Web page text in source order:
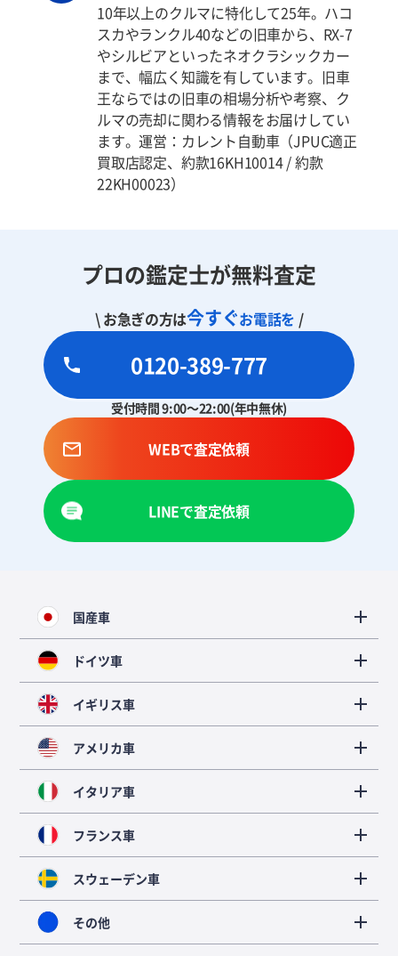
10年以上のクルマに特化して25年。ハコ
スカやランクル40などの旧車から、RX-7
やシルビアといったネオクラシックカー
まで、幅広く知識を有しています。旧車
王ならではの旧車の相場分析や考察、ク
ルマの売却に関わる情報をお届けしてい
ます。運営：カレント自動車（JPUC適正
買取店認定、約款16KH10014 / 約款
22KH00023）
プロの鑑定士が無料査定
\ お急ぎの方は今すぐお電話を /
0120-389-777
受付時間 9:00～22:00(年中無休)
WEBで査定依頼
LINEで査定依頼
国産車
ドイツ車
イギリス車
アメリカ車
イタリア車
フランス車
スウェーデン車
その他